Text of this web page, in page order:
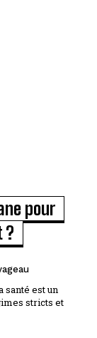
pour
?
est un
stricts et